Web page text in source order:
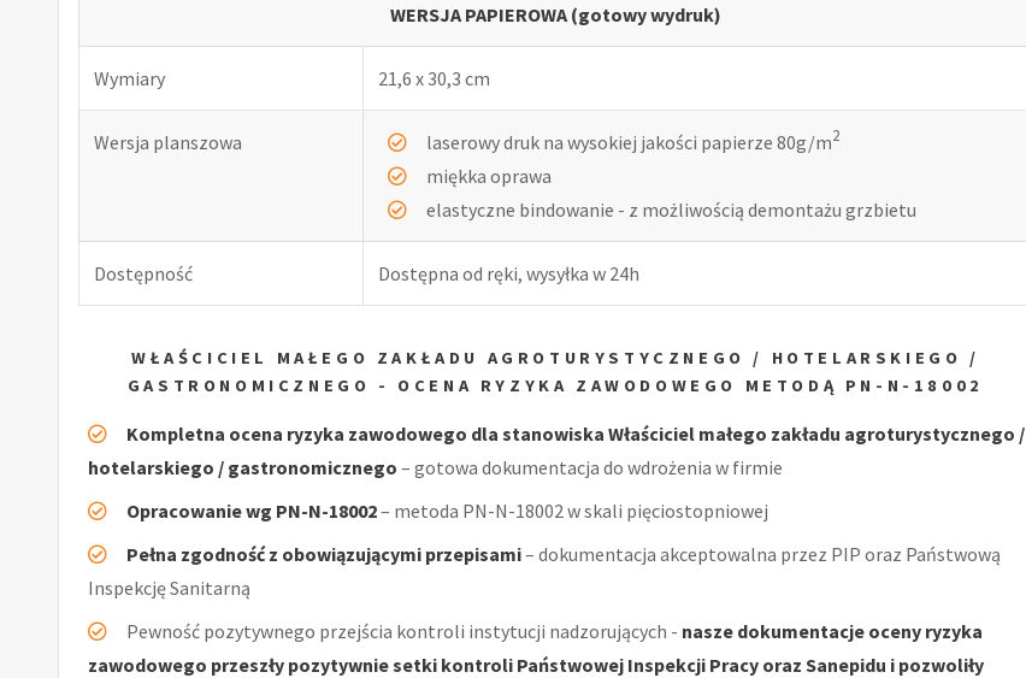
WERSJA PAPIEROWA (gotowy wydruk)
Wymiary 21,6 x 30,3 cm
Wersja planszowa laserowy druk na wysokiej jakości papierze 80g/m2
miękka oprawa
elastyczne bindowanie - z możliwością demontażu grzbietu
Dostępność Dostępna od ręki, wysyłka w 24h
WŁAŚCICIEL MAŁEGO ZAKŁADU AGROTURYSTYCZNEGO / HOTELARSKIEGO /
GASTRONOMICZNEGO - OCENA RYZYKA ZAWODOWEGO METODĄ PN-N-18002
Kompletna ocena ryzyka zawodowego dla stanowiska Właściciel małego zakładu agroturystycznego /
hotelarskiego / gastronomicznego – gotowa dokumentacja do wdrożenia w firmie
Opracowanie wg PN-N-18002– metoda PN-N-18002 w skali pięciostopniowej
Pełna zgodność z obowiązującymi przepisami– dokumentacja akceptowalna przez PIP oraz Państwową
Inspekcję Sanitarną
Pewność pozytywnego przejścia kontroli instytucji nadzorujących - nasze dokumentacje oceny ryzyka
zawodowego przeszły pozytywnie setki kontroli Państwowej Inspekcji Pracy oraz Sanepidu i pozwoliły